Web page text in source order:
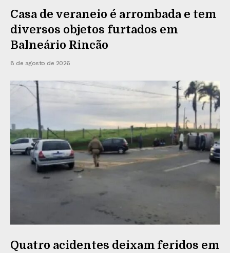
Casa de veraneio é arrombada e tem
diversos objetos furtados em
Balneário Rincão
8 de agosto de 2026
Quatro acidentes deixam feridos em